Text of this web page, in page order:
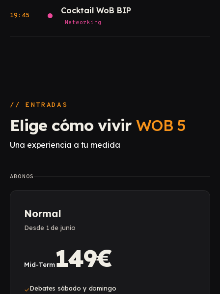
19:45
Cocktail WoB BIP
Networking
// ENTRADAS
Elige cómo vivir WOB 5
Una experiencia a tu medida
ABONOS
Normal
Desde 1 de junio
Mid-Term149€
✓Debates sábado y domingo